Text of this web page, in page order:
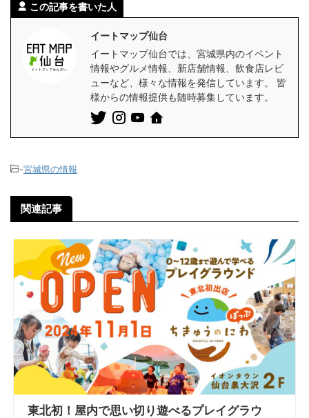
この記事を書いた人
イートマップ仙台
イートマップ仙台では、宮城県内のイベント
情報やグルメ情報、新店舗情報、飲食店レビ
ューなど、様々な情報を発信しています。 皆
様からの情報提供も随時募集しています。
-宮城県の情報
関連記事
東北初！屋内で思い切り遊べるプレイグラウ